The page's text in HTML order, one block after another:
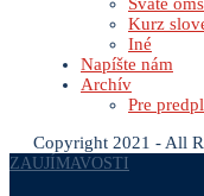
Kurz
Iné
Napíšte nám
Archív
Pre
Copyright 2021 - All
ZAUJÍMAVOSTI